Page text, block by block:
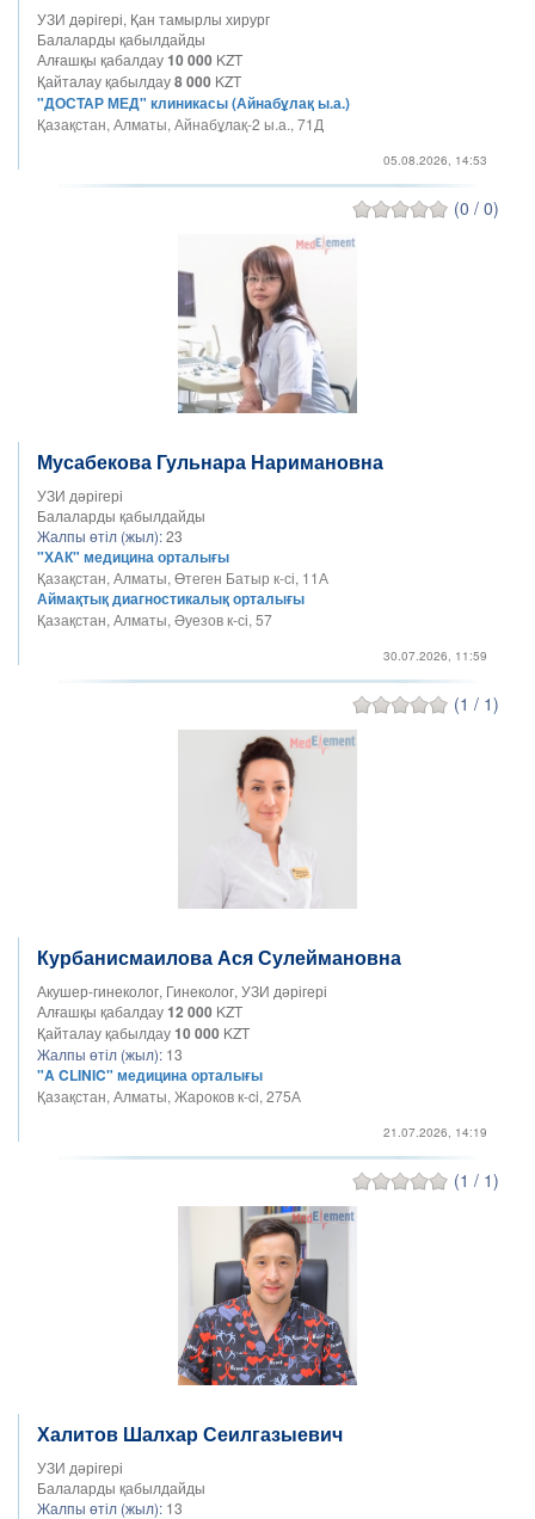
УЗИ дәрігері, Қан тамырлы хирург
Балаларды қабылдайды
Алғашқы қабалдау10 000 KZT
Қайталау қабылдау8 000 KZT
"ДОСТАР МЕД" клиникасы (Айнабұлақ ы.а.)
Қазақстан, Алматы, Айнабұлақ-2 ы.а., 71Д
05.08.2026, 14:53
(0 / 0)
Мусабекова Гульнара Наримановна
УЗИ дәрігері
Балаларды қабылдайды
Жалпы өтіл (жыл):23
"ХАК" медицина орталығы
Қазақстан, Алматы, Өтеген Батыр к-сі, 11А
Аймақтық диагностикалық орталығы
Қазақстан, Алматы, Әуезов к-сі, 57
30.07.2026, 11:59
(1 / 1)
Курбанисмаилова Ася Сулеймановна
Акушер-гинеколог, Гинеколог, УЗИ дәрігері
Алғашқы қабалдау12 000 KZT
Қайталау қабылдау10 000 KZT
Жалпы өтіл (жыл): 13
"A CLINIC" медицина орталығы
Қазақстан, Алматы, Жароков к-ci, 275А
21.07.2026, 14:19
(1 / 1)
Халитов Шалхар Сеилгазыевич
УЗИ дәрігері
Балаларды қабылдайды
Жалпы өтіл (жыл): 13